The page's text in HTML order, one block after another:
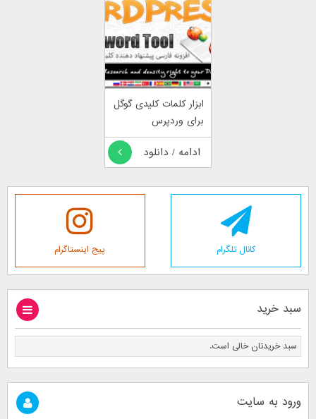
ابزار کلمات کلیدی گوگل
برای وردپرس
ادامه / دانلود
کانال تلگرام پیج اینستاگرام
سبد خرید
سبد خریدتان خالی است.
ورود به سایت